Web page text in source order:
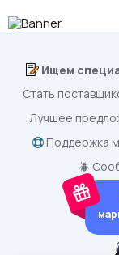
Ищем
Стать
Лучшее
Поддержка
🪲